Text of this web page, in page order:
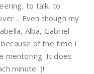
to talk, to
Even though my
Alba, Gabriel
of the time I
mentoring. It does
minute :)!